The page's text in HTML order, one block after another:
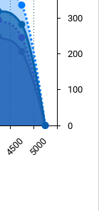
4500 5000
0
100
200
300